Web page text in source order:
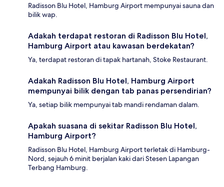
Radisson Blu Hotel, Hamburg Airport mempunyai sauna dan
bilik wap.
Adakah terdapat restoran di Radisson Blu Hotel,
Hamburg Airport atau kawasan berdekatan?
Ya, terdapat restoran di tapak hartanah, Stoke Restaurant.
Adakah Radisson Blu Hotel, Hamburg Airport
mempunyai bilik dengan tab panas persendirian?
Ya, setiap bilik mempunyai tab mandi rendaman dalam.
Apakah suasana di sekitar Radisson Blu Hotel,
Hamburg Airport?
Radisson Blu Hotel, Hamburg Airport terletak di Hamburg-
Nord, sejauh 6 minit berjalan kaki dari Stesen Lapangan
Terbang Hamburg.